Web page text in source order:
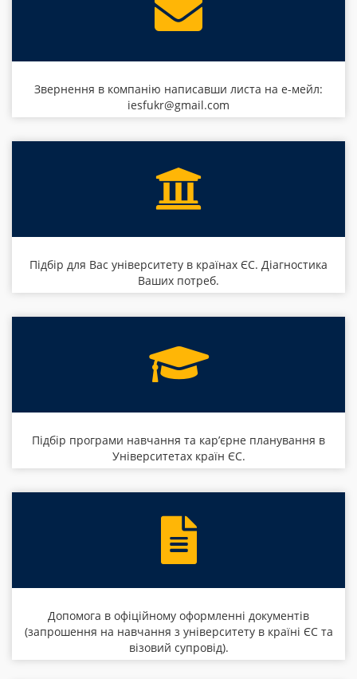
Звернення в компанію написавши листа на е-мейл:
iesfukr@gmail.com
Підбір для Вас університету в країнах ЄС. Діагностика
Ваших потреб.
Підбір програми навчання та кар’єрне планування в
Університетах країн ЄС.
Допомога в офіційному оформленні документів
(запрошення на навчання з університету в країні ЄС та
візовий супровід).